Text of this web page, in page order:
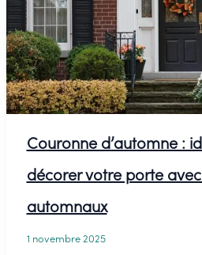
faire
sécher
un
bouquet
roses
Couronne d’automne :
décorer votre porte
automnaux
1 novembre 2025